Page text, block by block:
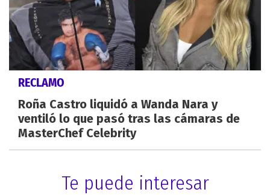
RECLAMO
Roña Castro liquidó a Wanda Nara y
ventiló lo que pasó tras las cámaras de
MasterChef Celebrity
Te puede interesar